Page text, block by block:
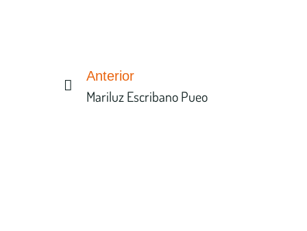
Anterior
Mariluz Escribano Pueo